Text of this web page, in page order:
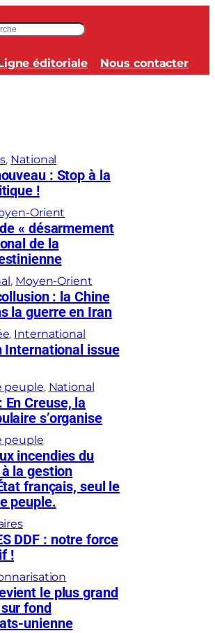
éditoriale Nous contacter
, National
: Stop à la
!
Orient
« désarmement
de la
, Moyen-Orient
: la Chine
la guerre en Iran
, International
International issue
peuple, National
Creuse, la
s’organise
peuple
incendies du
la gestion
français, seul le
peuple.
DDF : notre force
!
le plus grand
fond
unienne